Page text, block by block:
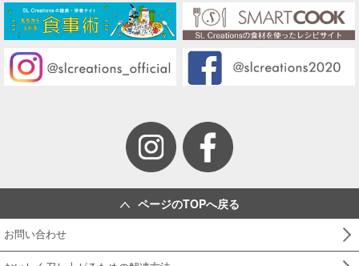
ページのTOPへ戻る
お問い合わせ